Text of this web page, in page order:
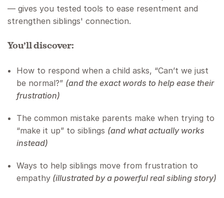
— gives you tested tools to ease resentment and
strengthen siblings' connection.
You’ll discover:
How to respond when a child asks, “Can’t we just
be normal?” (and the exact words to help ease their
frustration)
The common mistake parents make when trying to
“make it up” to siblings (and what actually works
instead)
Ways to help siblings move from frustration to
empathy (illustrated by a powerful real sibling story)